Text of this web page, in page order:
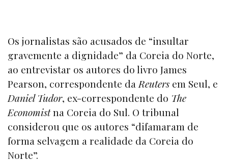
Os jornalistas são acusados de “insultar
gravemente a dignidade” da Coreia do Norte,
ao entrevistar os autores do livro James
Pearson, correspondente da Reuters em Seul, e
Daniel Tudor, ex-correspondente do The
Economistna Coreia do Sul. O tribunal
considerou que os autores “difamaram de
forma selvagem a realidade da Coreia do
Norte”.